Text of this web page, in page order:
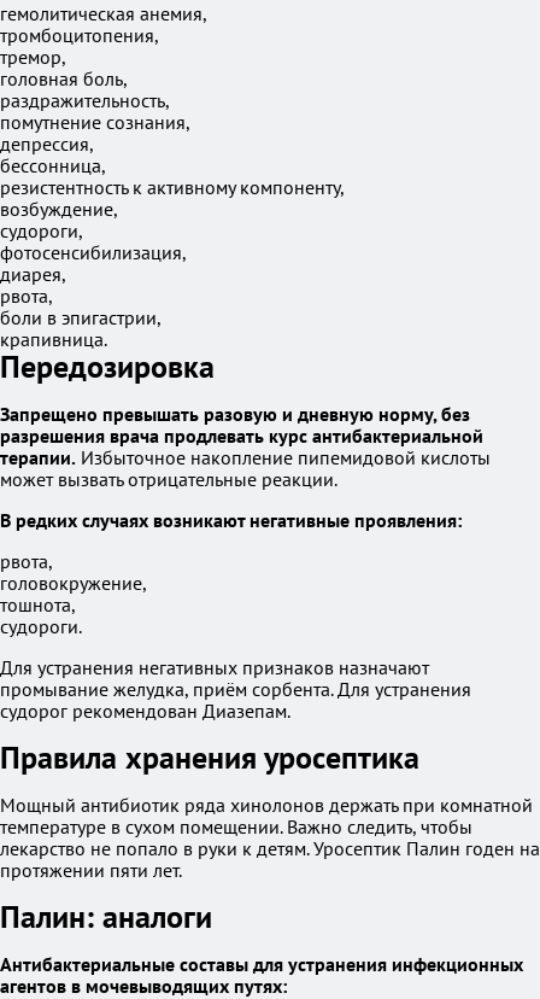
гемолитическая анемия,
тромбоцитопения,
тремор,
головная боль,
раздражительность,
помутнение сознания,
депрессия,
бессонница,
резистентность к активному компоненту,
возбуждение,
судороги,
фотосенсибилизация,
диарея,
рвота,
боли в эпигастрии,
крапивница.
Передозировка
Запрещено превышать разовую и дневную норму, без
разрешения врача продлевать курс антибактериальной
терапии. Избыточное накопление пипемидовой кислоты
может вызвать отрицательные реакции.
В редких случаях возникают негативные проявления:
рвота,
головокружение,
тошнота,
судороги.
Для устранения негативных признаков назначают
промывание желудка, приём сорбента. Для устранения
судорог рекомендован Диазепам.
Правила хранения уросептика
Мощный антибиотик ряда хинолонов держать при комнатной
температуре в сухом помещении. Важно следить, чтобы
лекарство не попало в руки к детям. Уросептик Палин годен на
протяжении пяти лет.
Палин: аналоги
Антибактериальные составы для устранения инфекционных
агентов в мочевыводящих путях: